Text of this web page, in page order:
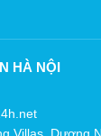
HÀ NỘI